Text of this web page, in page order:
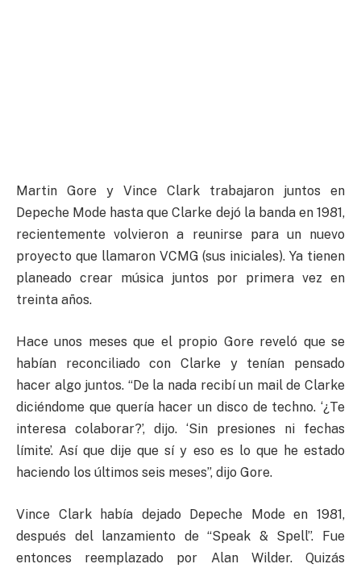
Martin Gore y Vince Clark trabajaron juntos en
Depeche Mode hasta que Clarke dejó la banda en 1981,
recientemente volvieron a reunirse para un nuevo
proyecto que llamaron VCMG (sus iniciales). Ya tienen
planeado crear música juntos por primera vez en
treinta años.
Hace unos meses que el propio Gore reveló que se
habían reconciliado con Clarke y tenían pensado
hacer algo juntos. “De la nada recibí un mail de Clarke
diciéndome que quería hacer un disco de techno. ‘¿Te
interesa colaborar?’, dijo. ‘Sin presiones ni fechas
límite’. Así que dije que sí y eso es lo que he estado
haciendo los últimos seis meses”, dijo Gore.
Vince Clark había dejado Depeche Mode en 1981,
después del lanzamiento de “Speak & Spell”. Fue
entonces reemplazado por Alan Wilder. Quizás